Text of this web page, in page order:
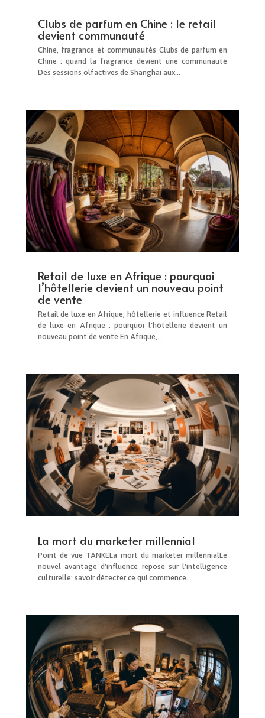
Clubs de parfum en Chine : le retail
devient communauté
Chine, fragrance et communautés Clubs de parfum en
Chine : quand la fragrance devient une communauté
Des sessions olfactives de Shanghai aux...
Retail de luxe en Afrique : pourquoi
l’hôtellerie devient un nouveau point
de vente
Retail de luxe en Afrique, hôtellerie et influence Retail
de luxe en Afrique : pourquoi l'hôtellerie devient un
nouveau point de vente En Afrique,...
La mort du marketer millennial
Point de vue TANKELa mort du marketer millennialLe
nouvel avantage d'influence repose sur l'intelligence
culturelle: savoir détecter ce qui commence...